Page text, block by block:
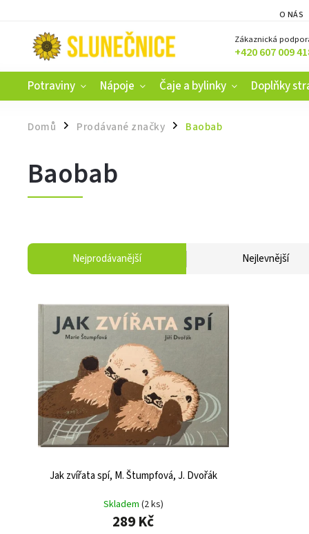
O NÁS
Zákaznická
+420 607 009
Potraviny Nápoje Čaje a bylinky Doplňky
Domů / Prodávané značky / Baobab
Baobab
Nejprodávanější Nejlevnější
Jak zvířata spí, M. Štumpfová, J. Dvořák
Skladem (2 ks)
289 Kč